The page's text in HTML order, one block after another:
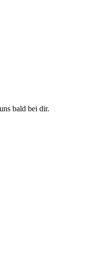
bald bei dir.